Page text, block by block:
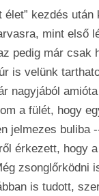
élet” kezdés
mint első
pedig már csak
is velünk
nagyjából
a fülét, hogy
jelmezes buliba
érkezett, hogy
zsonglőrködni
is tudott,